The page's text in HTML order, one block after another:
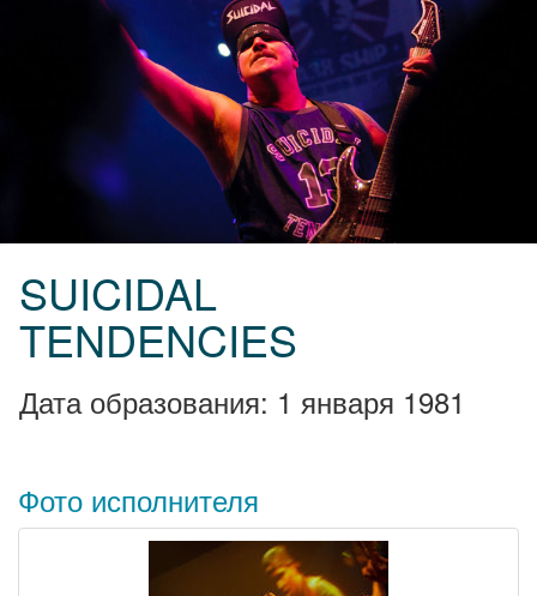
SUICIDAL
TENDENCIES
Дата образования: 1 января 1981
Фото исполнителя